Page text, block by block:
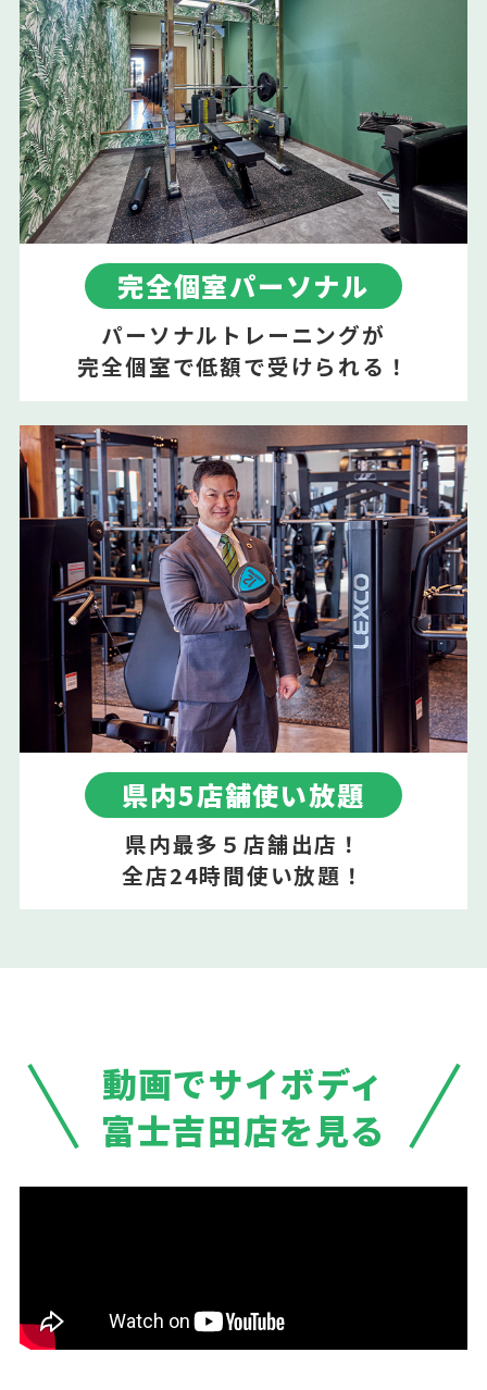
完全個室パーソナル
パーソナルトレーニングが
完全個室で低額で受けられる！
県内5店舗使い放題
県内最多５店舗出店！
全店24時間使い放題！
動画でサイボディ
富士吉田店を見る